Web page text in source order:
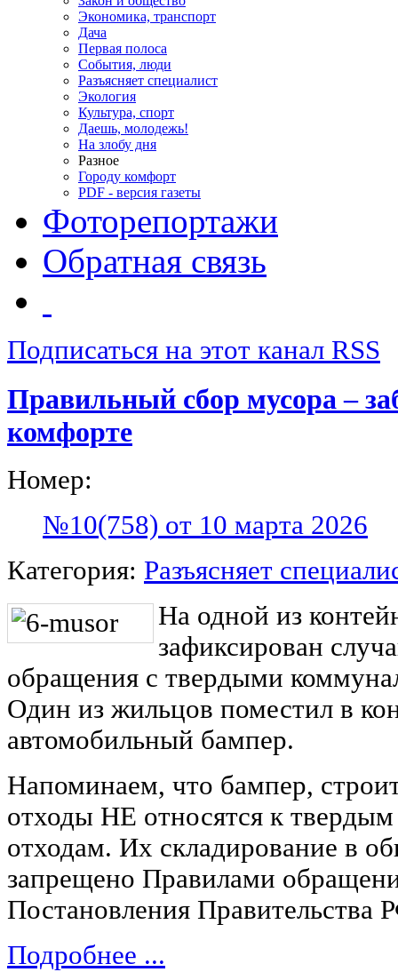
Экономика, транспорт
Дача
Первая полоса
События, люди
Разъясняет специалист
Экология
Культура, спорт
Даешь, молодежь!
На злобу дня
Разное
Городу комфорт
PDF - версия газеты
Фоторепортажи
Обратная связь
Подписаться на этот канал RSS
Правильный сбор мусора –
комфорте
Номер:
№10(758) от 10 марта 2026
Категория: Разъясняет
На одной из
зафиксирован
обращения с твердыми
Один из жильцов поместил в
автомобильный бампер.
Напоминаем, что бампер,
отходы НЕ относятся к
отходам. Их складирование в
запрещено Правилами
Постановления
Подробнее ...